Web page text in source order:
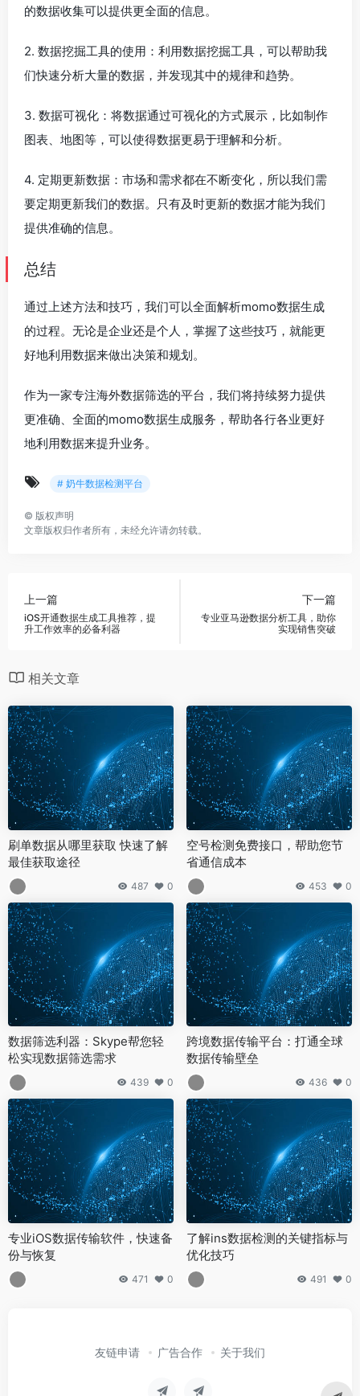
的数据收集可以提供更全面的信息。
2. 数据挖掘工具的使用：利用数据挖掘工具，可以帮助我
们快速分析大量的数据，并发现其中的规律和趋势。
3. 数据可视化：将数据通过可视化的方式展示，比如制作
图表、地图等，可以使得数据更易于理解和分析。
4. 定期更新数据：市场和需求都在不断变化，所以我们需
要定期更新我们的数据。只有及时更新的数据才能为我们
提供准确的信息。
总结
通过上述方法和技巧，我们可以全面解析momo数据生成
的过程。无论是企业还是个人，掌握了这些技巧，就能更
好地利用数据来做出决策和规划。
作为一家专注海外数据筛选的平台，我们将持续努力提供
更准确、全面的momo数据生成服务，帮助各行各业更好
地利用数据来提升业务。
# 奶牛数据检测平台
© 版权声明
文章版权归作者所有，未经允许请勿转载。
上一篇
iOS开通数据生成工具推荐，提
升工作效率的必备利器
下一篇
专业亚马逊数据分析工具，助你
实现销售突破
相关文章
刷单数据从哪里获取 快速了解
最佳获取途径
487 0
空号检测免费接口，帮助您节
省通信成本
453 0
数据筛选利器：Skype帮您轻
松实现数据筛选需求
439 0
跨境数据传输平台：打通全球
数据传输壁垒
436 0
专业iOS数据传输软件，快速备
份与恢复
471 0
了解ins数据检测的关键指标与
优化技巧
491 0
友链申请 广告合作 关于我们